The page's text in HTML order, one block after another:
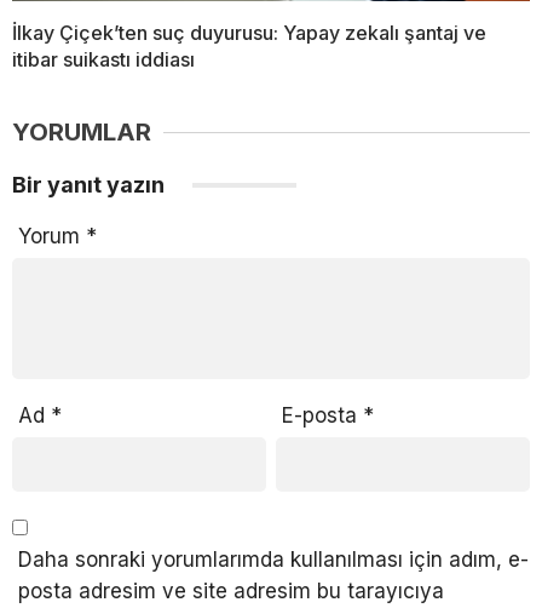
İlkay Çiçek’ten suç duyurusu: Yapay zekalı şantaj ve
itibar suikastı iddiası
YORUMLAR
Bir yanıt yazın
Yorum *
Ad * E-posta *
Daha sonraki yorumlarımda kullanılması için adım, e-
posta adresim ve site adresim bu tarayıcıya